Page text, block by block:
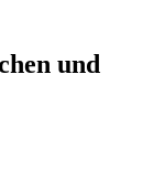
und